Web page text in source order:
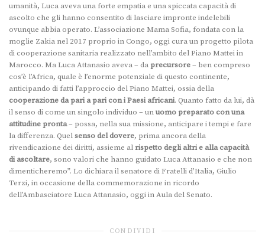
umanità, Luca aveva una forte empatia e una spiccata capacità di
ascolto che gli hanno consentito di lasciare impronte indelebili
ovunque abbia operato. L’associazione Mama Sofia, fondata con la
moglie Zakia nel 2017 proprio in Congo, oggi cura un progetto pilota
di cooperazione sanitaria realizzato nell’ambito del Piano Mattei in
Marocco. Ma Luca Attanasio aveva – daprecursore– ben compreso
cos’è l’Africa, quale è l’enorme potenziale di questo continente,
anticipando di fatti l’approccio del Piano Mattei, ossia della
cooperazione da pari a pari con i Paesi africani. Quanto fatto da lui, dà
il senso di come un singolo individuo – unuomo preparato con una
attitudine pronta– possa, nella sua missione, anticipare i tempi e fare
la differenza. Quelsenso del dovere, prima ancora della
rivendicazione dei diritti, assieme alrispetto degli altri e alla capacità
di ascoltare, sono valori che hanno guidato Luca Attanasio e che non
dimenticheremo”. Lo dichiara il senatore di Fratelli d’Italia, Giulio
Terzi, in occasione della commemorazione in ricordo
dell’Ambasciatore Luca Attanasio, oggi in Aula del Senato.
CONDIVIDI